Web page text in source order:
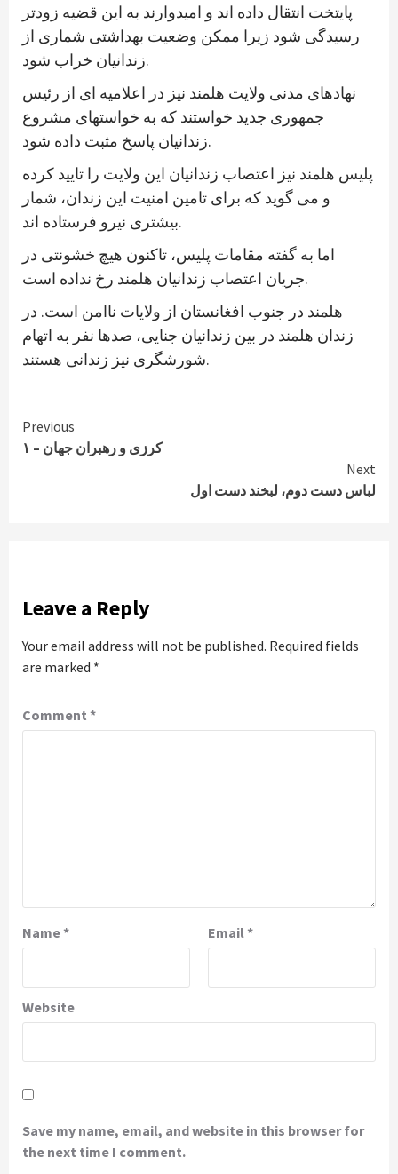
پایتخت انتقال داده اند و امیدوارند به این قضیه زودتر
رسیدگی شود زیرا ممکن وضعیت بهداشتی شماری از
زندانیان خراب شود.
نهادهای مدنی ولایت هلمند نیز در اعلامیه ای از رئیس
جمهوری جدید خواستند که به خواستهای مشروع
زندانیان پاسخ مثبت داده شود.
پلیس هلمند نیز اعتصاب زندانیان این ولایت را تایید کرده
و می گوید که برای تامین امنیت این زندان، شمار
بیشتری نیرو فرستاده اند.
اما به گفته مقامات پلیس، تاکنون هیچ خشونتی در
جریان اعتصاب زندانیان هلمند رخ نداده است.
هلمند در جنوب افغانستان از ولایات ناامن است. در
زندان هلمند در بین زندانیان جنایی، صدها نفر به اتهام
شورشگری نیز زندانی هستند.
Continue
Reading
Previous
کرزی و رهبران جهان – ۱
Next
لباس دست دوم، لبخند دست اول
Leave a Reply
Your email address will not be published. Required fields
are marked *
Comment *
Name* Email *
Website
Save my name, email, and website in this browser for
the next time I comment.